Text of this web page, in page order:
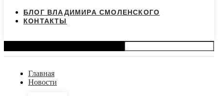
БЛОГ ВЛАДИМИРА СМОЛЕНСКОГО
КОНТАКТЫ
Главная
Новости